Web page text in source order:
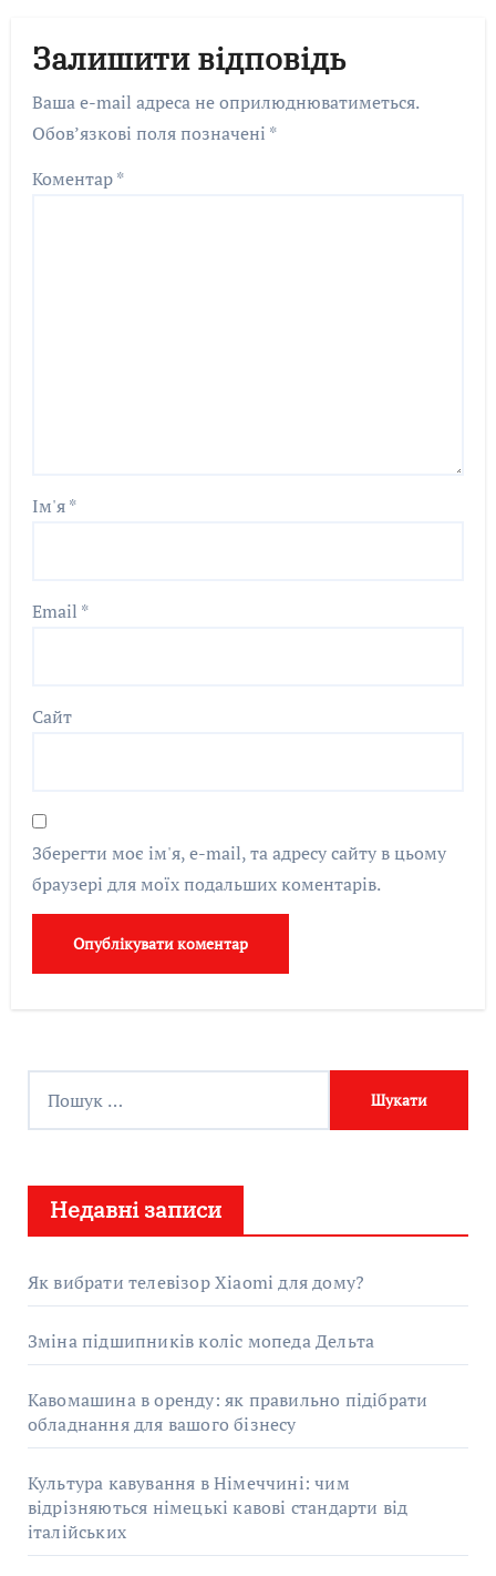
Залишити відповідь
Ваша e-mail адреса не оприлюднюватиметься.
Обов’язкові поля позначені *
Коментар*
Ім'я*
Email *
Сайт
Зберегти моє ім'я, e-mail, та адресу сайту в цьому
браузері для моїх подальших коментарів.
:
Недавні записи
Як вибрати телевізор Xiaomi для дому?
Зміна підшипників коліс мопеда Дельта
Кавомашина в оренду: як правильно підібрати
обладнання для вашого бізнесу
Культура кавування в Німеччині: чим
відрізняються німецькі кавові стандарти від
італійських